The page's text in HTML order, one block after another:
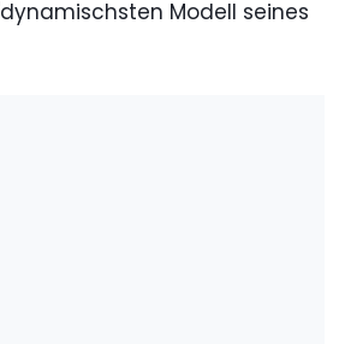
Modell seines